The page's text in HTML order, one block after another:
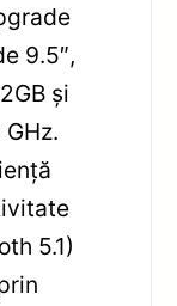
9.5″,
și
5.1)